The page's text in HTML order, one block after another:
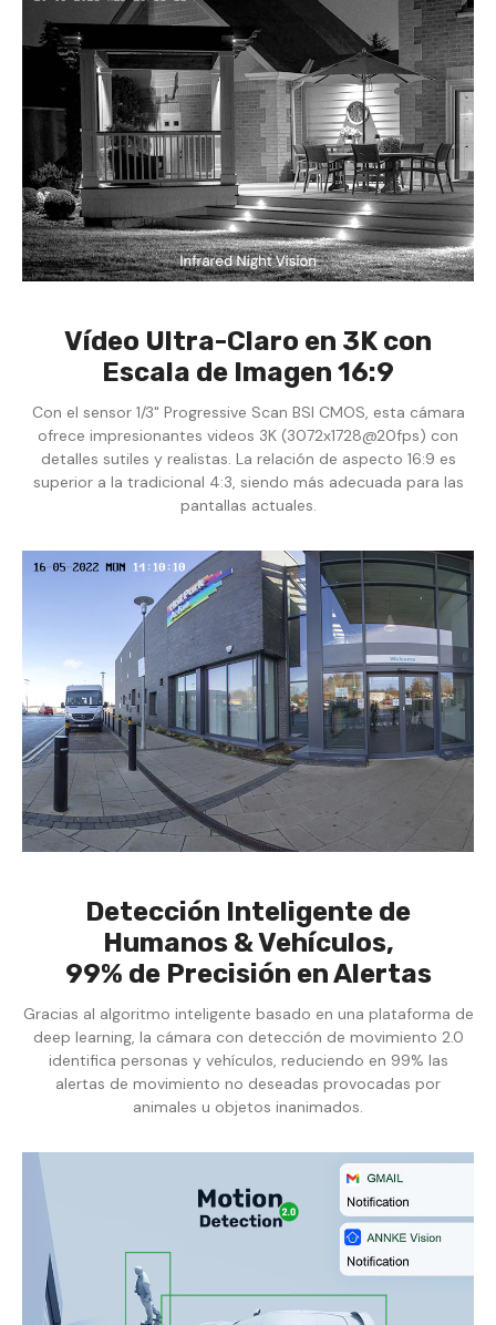
Vídeo Ultra-Claro en 3K con
Escala de Imagen 16:9
Con el sensor 1/3" Progressive Scan BSI CMOS, esta cámara
ofrece impresionantes videos 3K (3072x1728@20fps) con
detalles sutiles y realistas. La relación de aspecto 16:9 es
superior a la tradicional 4:3, siendo más adecuada para las
pantallas actuales.
Detección Inteligente de
Humanos & Vehículos,
99% de Precisión en Alertas
Gracias al algoritmo inteligente basado en una plataforma de
deep learning, la cámara con detección de movimiento 2.0
identifica personas y vehículos, reduciendo en 99% las
alertas de movimiento no deseadas provocadas por
animales u objetos inanimados.